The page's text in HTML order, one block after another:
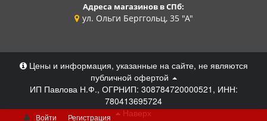
Адреса магазинов в СПб:
ул. Ольги Берггольц, 35 "А"
Цены и информация, указанные на сайте, не являются
публичной офертой
ИП Павлова Н.Ф., ОГРНИП: 308784720000521, ИНН:
780413695724
Наверх
Войти Регистрация